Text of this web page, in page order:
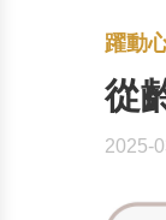
躍動
從
2025-